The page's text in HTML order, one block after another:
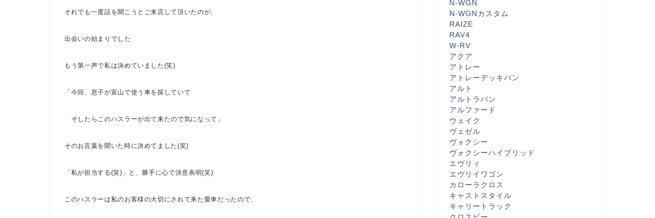
それでも一度話を聞こうとご来店して頂いたのが、
出会いの始まりでした
もう第一声で私は決めていました(笑)
「今回、息子が富山で使う車を探していて
そしたらこのハスラーが出て来たので気になって 」
そのお言葉を聞いた時に決めてました(笑)
「私が担当する(笑)」と、勝手に心で決意表明(笑)
このハスラーは私のお客様の大切にされて来た愛車だったので、
N-WGN
N-WGNカスタム
RAIZE
RAV4
W-RV
アクア
アトレー
アトレーデッキバン
アルト
アルトラパン
アルファード
ウェイク
ヴェゼル
ヴォクシー
ヴォクシーハイブリッド
エヴリィ
エヴリイワゴン
カローラクロス
キャストスタイル
キャリートラック